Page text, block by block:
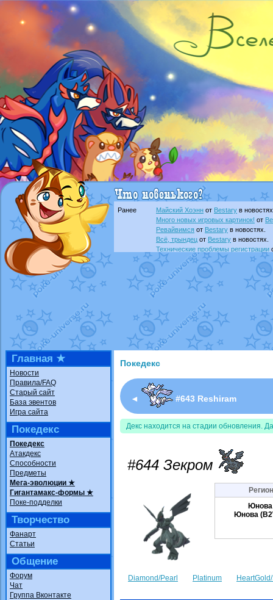
Ранее Майский Хоэнн от Bestary в
Много новых игровых картинок! от
Ревайвимся от Bestary в новостях.
Всё, трындец от Bestary в новостях.
Технические проблемы регистрации
доброе утро славянеот Dakkuв
Йолда и Мимикьюот MavisNyanCat
Недовольный котомангуст
от
The Dark Wishmakerот Randomon в
в
ilovearceus
Raging Boltот GraceDaFox
в
Shadow mismagius от
в
художник
от vicavica в фанарте.
Главная ★
Новости
Правила/FAQ
Старый сайт
База эвентов
Игра сайта
Покедекс
Покедекс
Атакдекс
Способности
Предметы
Мега-эволюции ★
Гигантамакс-формы ★
Поке-подделки
Творчество
Фанарт
Статьи
Общение
Форум
Чат
Группа Вконтакте
Покедекс
◄ #643 Reshiram
Декс находится на стадии обновления.
#644 Зекром
Юнова
Юнова
Diamond/Pearl Platinum